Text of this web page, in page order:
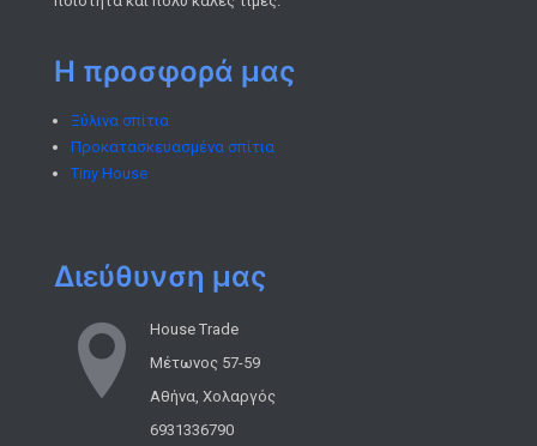
Η προσφορά μας
Ξύλινα σπίτια
Προκατασκευασμένα σπίτια
Tiny House
Διεύθυνση μας
House Trade
Μέτωνος 57-59
Αθήνα, Χολαργός
6931336790